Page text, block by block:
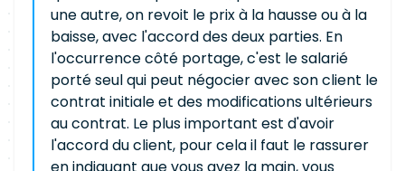
une autre, on revoit le prix à la hausse ou à la
baisse, avec l'accord des deux parties. En
l'occurrence côté portage, c'est le salarié
porté seul qui peut négocier avec son client le
contrat initiale et des modifications ultérieurs
au contrat. Le plus important est d'avoir
l'accord du client, pour cela il faut le rassurer